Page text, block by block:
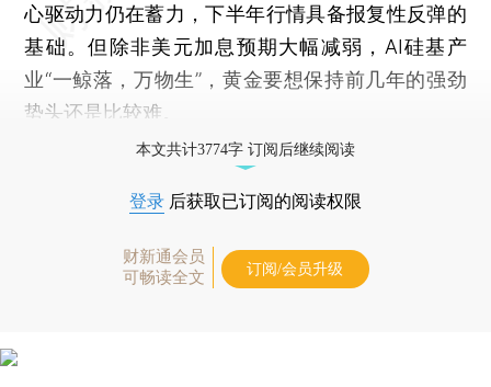
心驱动力仍在蓄力，下半年行情具备报复性反弹的
基础。但除非美元加息预期大幅减弱，AI硅基产
业“一鲸落，万物生”，黄金要想保持前几年的强劲
势头还是比较难。
本文共计3774字 订阅后继续阅读
登录 后获取已订阅的阅读权限
财新通会员
可畅读全文
订阅/会员升级